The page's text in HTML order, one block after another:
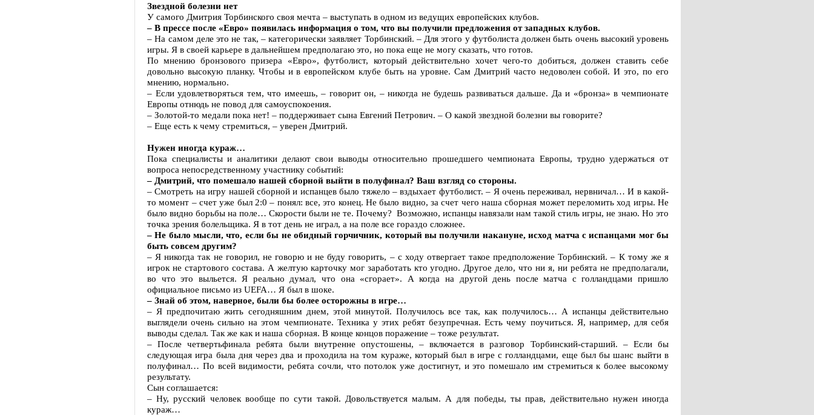
Звездной болезни нет
У самого Дмитрия Торбинского своя мечта – выступать в одном из ведущих европейских клубов.
– В прессе после «Евро» появилась информация о том, что вы получили предложения от западных клубов.
– На самом деле это не так, – категорически заявляет Торбинский. – Для этого у футболиста должен быть очень высокий уровень
игры. Я в своей карьере в дальнейшем предполагаю это, но пока еще не могу сказать, что готов.
По мнению бронзового призера «Евро», футболист, который действительно хочет чего-то добиться, должен ставить себе
довольно высокую планку. Чтобы и в европейском клубе быть на уровне. Сам Дмитрий часто недоволен собой. И это, по его
мнению, нормально.
– Если удовлетворяться тем, что имеешь, – говорит он, – никогда не будешь развиваться дальше. Да и «бронза» в чемпионате
Европы отнюдь не повод для самоуспокоения.
– Золотой-то медали пока нет! – поддерживает сына Евгений Петрович. – О какой звездной болезни вы говорите?
– Еще есть к чему стремиться, – уверен Дмитрий.
Нужен иногда кураж…
Пока специалисты и аналитики делают свои выводы относительно прошедшего чемпионата Европы, трудно удержаться от
вопроса непосредственному участнику событий:
– Дмитрий, что помешало нашей сборной выйти в полуфинал? Ваш взгляд со стороны.
– Смотреть на игру нашей сборной и испанцев было тяжело – вздыхает футболист. – Я очень переживал, нервничал… И в какой-
то момент – счет уже был 2:0 – понял: все, это конец. Не было видно, за счет чего наша сборная может переломить ход игры. Не
было видно борьбы на поле… Скорости были не те. Почему? Возможно, испанцы навязали нам такой стиль игры, не знаю. Но это
точка зрения болельщика. Я в тот день не играл, а на поле все гораздо сложнее.
– Не было мысли, что, если бы не обидный горчичник, который вы получили накануне, исход матча с испанцами мог бы
быть совсем другим?
– Я никогда так не говорил, не говорю и не буду говорить, – с ходу отвергает такое предположение Торбинский. – К тому же я
игрок не стартового состава. А желтую карточку мог заработать кто угодно. Другое дело, что ни я, ни ребята не предполагали,
во что это выльется. Я реально думал, что она «сгорает». А когда на другой день после матча с голландцами пришло
официальное письмо из UEFA… Я был в шоке.
– Знай об этом, наверное, были бы более осторожны в игре…
– Я предпочитаю жить сегодняшним днем, этой минутой. Получилось все так, как получилось… А испанцы действительно
выглядели очень сильно на этом чемпионате. Техника у этих ребят безупречная. Есть чему поучиться. Я, например, для себя
выводы сделал. Так же как и наша сборная. В конце концов поражение – тоже результат.
– После четвертьфинала ребята были внутренне опустошены, – включается в разговор Торбинский-старший. – Если бы
следующая игра была дня через два и проходила на том кураже, который был в игре с голландцами, еще был бы шанс выйти в
полуфинал… По всей видимости, ребята сочли, что потолок уже достигнут, и это помешало им стремиться к более высокому
результату.
Сын соглашается:
– Ну, русский человек вообще по сути такой. Довольствуется малым. А для победы, ты прав, действительно нужен иногда
кураж…